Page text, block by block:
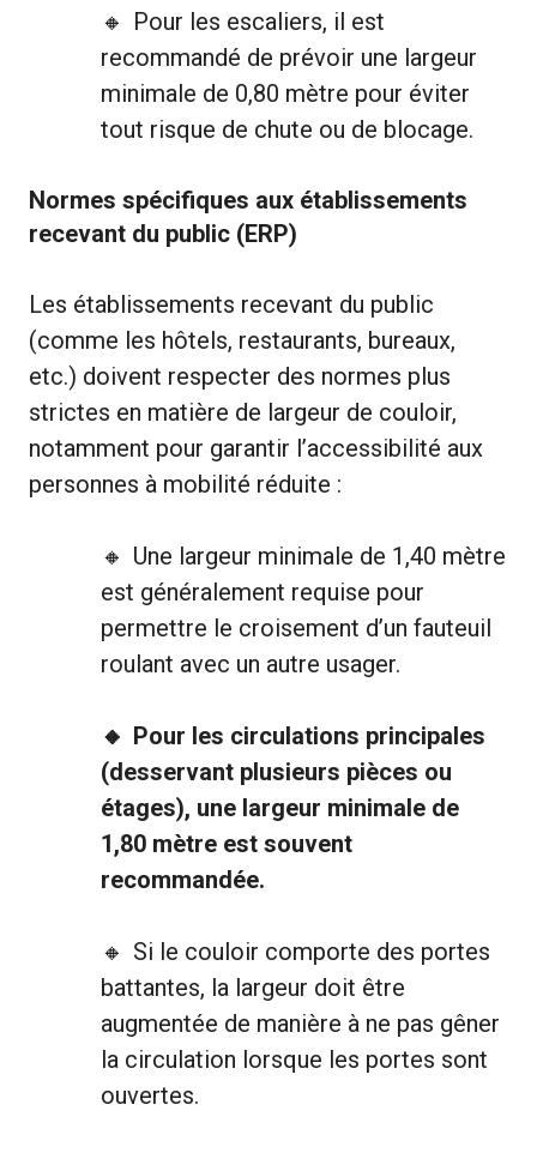
Pour les escaliers, il est
recommandé de prévoir une largeur
minimale de 0,80 mètre pour éviter
tout risque de chute ou de blocage.
Normes spécifiques aux établissements
recevant du public (ERP)
Les établissements recevant du public
(comme les hôtels, restaurants, bureaux,
etc.) doivent respecter des normes plus
strictes en matière de largeur de couloir,
notamment pour garantir l’accessibilité aux
personnes à mobilité réduite :
Une largeur minimale de 1,40 mètre
est généralement requise pour
permettre le croisement d’un fauteuil
roulant avec un autre usager.
Pour les circulations principales
(desservant plusieurs pièces ou
étages), une largeur minimale de
1,80 mètre est souvent
recommandée.
Si le couloir comporte des portes
battantes, la largeur doit être
augmentée de manière à ne pas gêner
la circulation lorsque les portes sont
ouvertes.